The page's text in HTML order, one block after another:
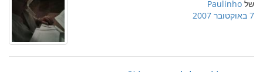
של Paulinho
7 באוקטובר 2007